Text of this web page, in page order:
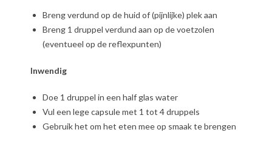
Breng verdund op de huid of (pijnlijke) plek aan
Breng 1 druppel verdund aan op de voetzolen
(eventueel op de reflexpunten)
Inwendig
Doe 1 druppel in een half glas water
Vul een lege capsule met 1 tot 4 druppels
Gebruik het om het eten mee op smaak te brengen